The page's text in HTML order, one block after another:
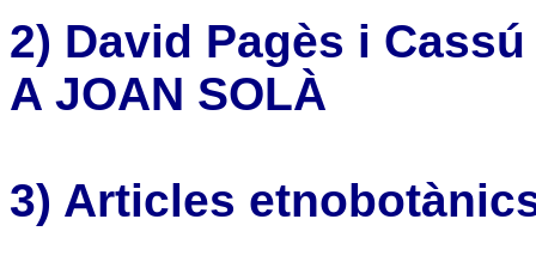
2) David Pagès i Cassú
A JOAN SOLÀ
3) Articles